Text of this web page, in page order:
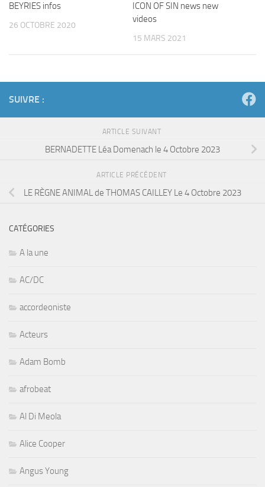
BEYRIES infos
26 OCTOBRE 2020
ICON OF SIN news new
videos
15 MARS 2021
SUIVRE :
ARTICLE SUIVANT
BERNADETTE Léa Domenach le 4 Octobre 2023
ARTICLE PRÉCÉDENT
LE RÈGNE ANIMAL de THOMAS CAILLEY Le 4 Octobre 2023
CATÉGORIES
A la une
AC/DC
accordeoniste
Acteurs
Adam Bomb
afrobeat
Al Di Meola
Alice Cooper
Angus Young